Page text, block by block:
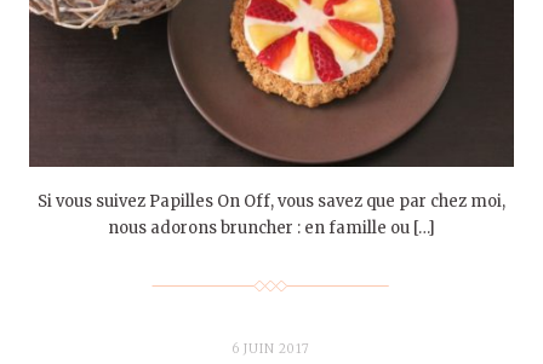
Si vous suivez Papilles On Off, vous savez que par chez moi,
nous adorons bruncher : en famille ou […]
6 JUIN 2017